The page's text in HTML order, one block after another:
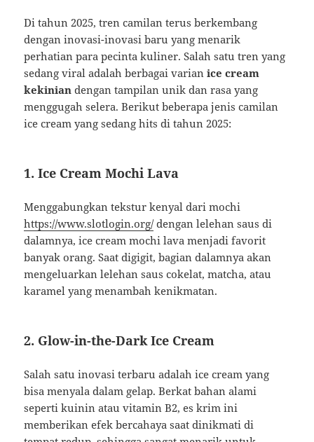
Di tahun 2025, tren camilan terus berkembang
dengan inovasi-inovasi baru yang menarik
perhatian para pecinta kuliner. Salah satu tren yang
sedang viral adalah berbagai varianice cream
kekinian dengan tampilan unik dan rasa yang
menggugah selera. Berikut beberapa jenis camilan
ice cream yang sedang hits di tahun 2025:
1.Ice Cream Mochi Lava
Menggabungkan tekstur kenyal dari mochi
https://www.slotlogin.org/dengan lelehan saus di
dalamnya, ice cream mochi lava menjadi favorit
banyak orang. Saat digigit, bagian dalamnya akan
mengeluarkan lelehan saus cokelat, matcha, atau
karamel yang menambah kenikmatan.
2. Glow-in-the-Dark Ice Cream
Salah satu inovasi terbaru adalah ice cream yang
bisa menyala dalam gelap. Berkat bahan alami
seperti kuinin atau vitamin B2, es krim ini
memberikan efek bercahaya saat dinikmati di